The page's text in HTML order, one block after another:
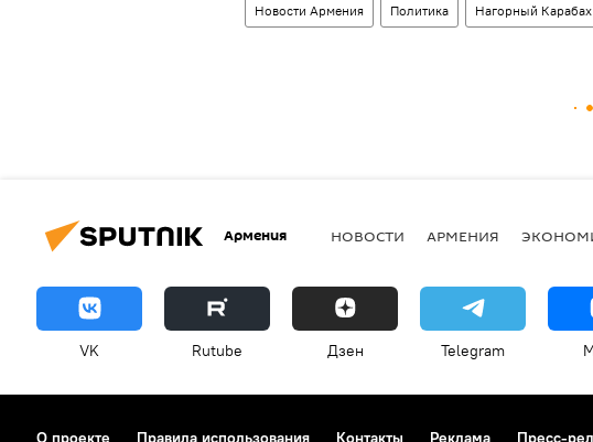
Новости Армения Политика Нагорный Карабах
Армения НОВОСТИ АРМЕНИЯ
VK Rutube Дзен Telegram
О проекте Правила использования Контакты Реклама Пресс-